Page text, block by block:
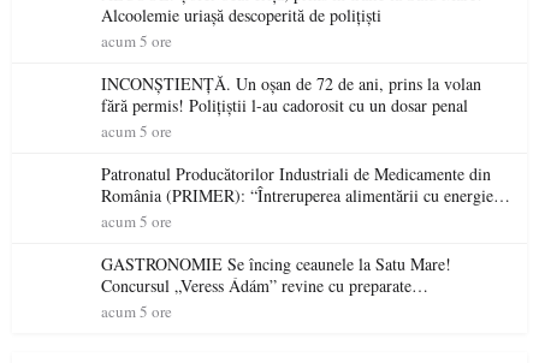
Alcoolemie uriașă descoperită de polițiști
acum 5 ore
INCONȘTIENȚĂ. Un oșan de 72 de ani, prins la volan
fără permis! Polițiștii l-au cadorosit cu un dosar penal
acum 5 ore
Patronatul Producătorilor Industriali de Medicamente din
România (PRIMER): “Întreruperea alimentării cu energie
electrică a fabricilor de medicamente va pune în pericol
acum 5 ore
GASTRONOMIE Se încing ceaunele la Satu Mare!
Concursul „Veress Ádám” revine cu preparate
spectaculoase, premii și un jurat de renume
acum 5 ore